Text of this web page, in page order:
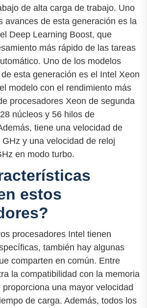
de alta carga de trabajo. Uno
avances de esta generación es la
Deep Learning Boost, que
más rápido de las tareas
Uno de los modelos
esta generación es el Intel Xeon
modelo con el rendimiento más
procesadores Xeon de segunda
núcleos y 56 hilos de
tiene una velocidad de
y una velocidad de reloj
en modo turbo.
estos
procesadores Intel tienen
también hay algunas
comparten en común. Entre
la compatibilidad con la memoria
una mayor velocidad
de carga. Además, todos los